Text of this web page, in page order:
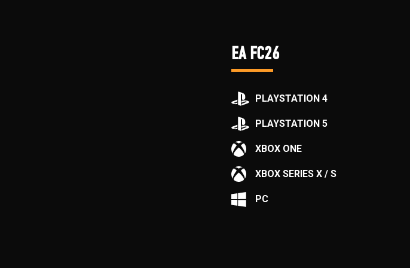
EA FC26
PLAYSTATION 4
PLAYSTATION 5
XBOX ONE
XBOX SERIES X / S
PC